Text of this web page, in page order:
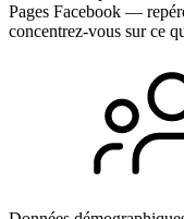
Pages Facebook —
concentrez-vous sur ce